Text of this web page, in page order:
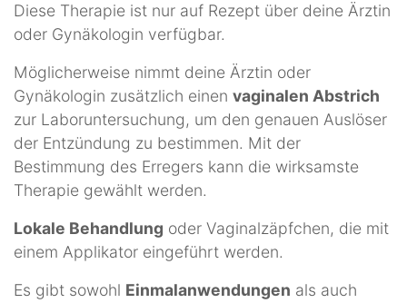
Diese Therapie ist nur auf Rezept über deine Ärztin
oder Gynäkologin verfügbar.
Möglicherweise nimmt deine Ärztin oder
Gynäkologin zusätzlich einen vaginalen Abstrich
zur Laboruntersuchung, um den genauen Auslöser
der Entzündung zu bestimmen. Mit der
Bestimmung des Erregers kann die wirksamste
Therapie gewählt werden.
Lokale Behandlung oder Vaginalzäpfchen, die mit
einem Applikator eingeführt werden.
Es gibt sowohl Einmalanwendungen als auch